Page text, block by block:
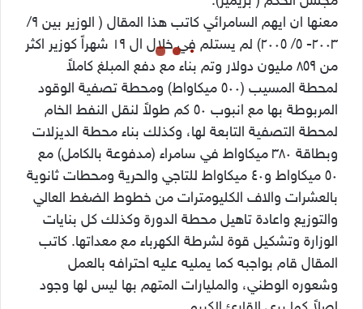
معنها ان ايهم السامرائي كاتب هذا المقال ( الوزير بين ٩/
٢٠٠٣- ٥/ ٢٠٠٥) لم يستلم في خلال ال ١٩ شهراً كوزير اكثر
من ٨٥٩ مليون دولار وتم بناء مع دفع المبلغ كاملاً
لمحطة المسيب (٥٠٠ ميكاواط) ومحطة تصفية الوقود
المربوطة بها مع انبوب ٥٠ كم طولاً لنقل النفط الخام
لمحطة التصفية التابعة لها، وكذلك بناء محطة الديزلات
وبطاقة ٣٨٠ ميكاواط في سامراء (مدفوعة بالكامل) مع
٥٠ ميكاواط و٤٠ ميكاواط للتاجي والحرية ومحطات ثانوية
بالعشرات والاف الكليومترات من خطوط الضغط العالي
والتوزيع واعادة تاهيل محطة الدورة وكذلك كل بنايات
الوزارة وتشكيل قوة لشرطة الكهرباء مع معداتها. كاتب
المقال قام بواجبه كما يمليه عليه احترافه بالعمل
وشعوره الوطني، والمليارات المتهم بها ليس لها وجود